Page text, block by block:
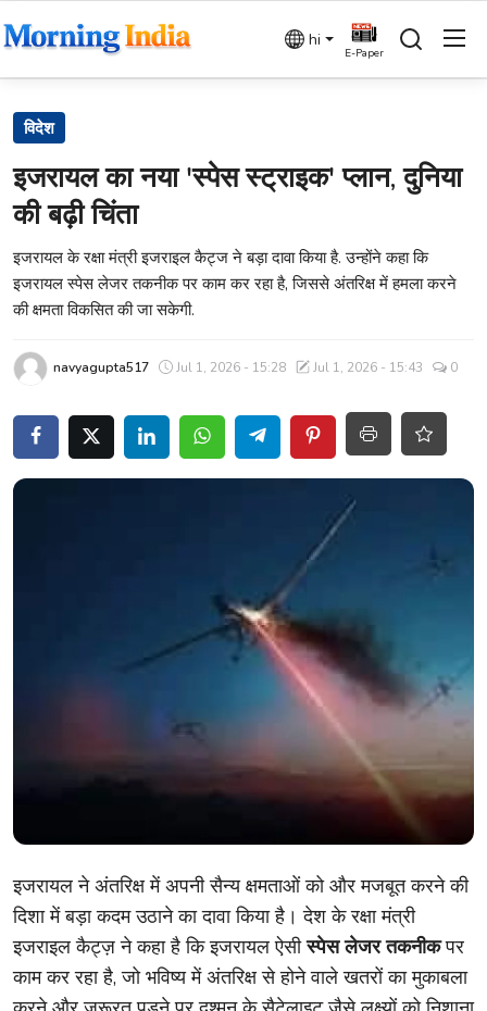
hi
E-Paper
Home
बिज़नेस
राजनीति
Hindi
विदेश
इजरायल का नया 'स्पेस स्ट्राइक' प्लान, दुनिया
की बढ़ी चिंता
इजरायल के रक्षा मंत्री इजराइल कैट्ज ने बड़ा दावा किया है. उन्होंने कहा कि
इजरायल स्पेस लेजर तकनीक पर काम कर रहा है, जिससे अंतरिक्ष में हमला करने
की क्षमता विकसित की जा सकेगी.
navyagupta517 Jul 1, 2026 - 15:28 Jul 1, 2026 - 15:43 0
इजरायल ने अंतरिक्ष में अपनी सैन्य क्षमताओं को और मजबूत करने की
दिशा में बड़ा कदम उठाने का दावा किया है। देश के रक्षा मंत्री
इजराइल कैट्ज़ ने कहा है कि इजरायल ऐसीस्पेस लेजर तकनीकपर
काम कर रहा है, जो भविष्य में अंतरिक्ष से होने वाले खतरों का मुकाबला